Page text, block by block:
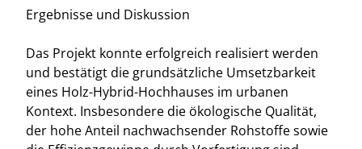
Ergebnisse und Diskussion
Das Projekt konnte erfolgreich realisiert werden
und bestätigt die grundsätzliche Umsetzbarkeit
eines Holz-Hybrid-Hochhauses im urbanen
Kontext. Insbesondere die ökologische Qualität,
der hohe Anteil nachwachsender Rohstoffe sowie